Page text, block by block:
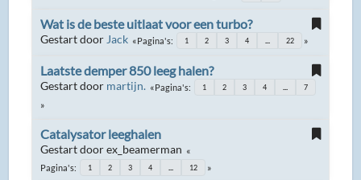
Wat is de beste uitlaat voor een turbo?
Gestart door Jack Pagina's 1 2 3 4 22
Laatste demper 850 leeg halen?
Gestart door martijn. Pagina's 1 2 3 4 7
Catalysator leeghalen
Gestart door ex_beamerman
Pagina's 1 2 3 4 12